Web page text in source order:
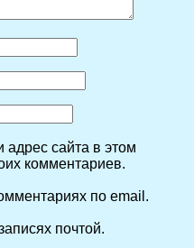
сайта в этом
комментариев.
по email.
почтой.